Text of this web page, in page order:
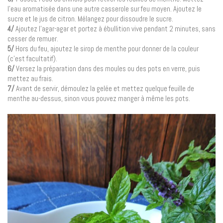
l’eau aromatisée dans une autre casserole sur feu moyen. Ajoutez le
sucre et le jus de citron. Mélangez pour dissoudre le sucre.
4/Ajoutez l’agar-agar et portez à ébullition vive pendant 2 minutes, sans
cesser de remuer.
5/ Hors du feu, ajoutez le sirop de menthe pour donner de la couleur
(c’est facultatif).
6/Versez la préparation dans des moules ou des pots en verre, puis
mettez au frais.
7/Avant de servir, démoulez la gelée et mettez quelque feuille de
menthe au-dessus, sinon vous pouvez manger à même les pots.